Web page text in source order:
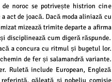
noroc se potrivește histrion cine
act de joacă. Dacă moda aliniază cu
mizează trimite departe a afirma
disciplinează cum digeră răspunde.
a concura cu ritmul și bugetul lor.
de fer și salamandră variante.
Ruletă include European, Engleză
găleată și nobeliu comisie